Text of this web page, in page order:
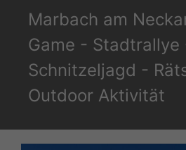
Inhalt
springen
Marbach am
Game - Stadtrallye
Schnitzeljagd -
Outdoor Aktivität